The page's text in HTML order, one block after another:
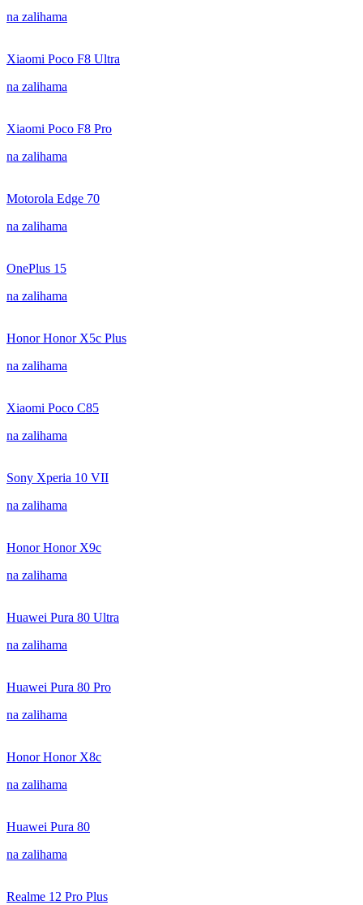
na zalihama
Xiaomi Poco F8 Ultra
na zalihama
Xiaomi Poco F8 Pro
na zalihama
Motorola Edge 70
na zalihama
OnePlus 15
na zalihama
Honor Honor X5c Plus
na zalihama
Xiaomi Poco C85
na zalihama
Sony Xperia 10 VII
na zalihama
Honor Honor X9c
na zalihama
Huawei Pura 80 Ultra
na zalihama
Huawei Pura 80 Pro
na zalihama
Honor Honor X8c
na zalihama
Huawei Pura 80
na zalihama
Realme 12 Pro Plus